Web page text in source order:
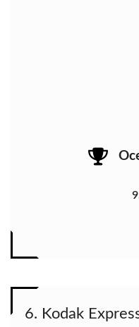
6. Kodak